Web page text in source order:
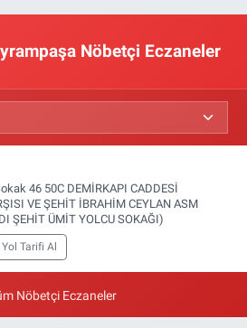
Nöbetçi Eczaneler
46 50C DEMİRKAPI CADDESİ
VE ŞEHİT İBRAHİM CEYLAN ASM
ŞEHİT ÜMİT YOLCU SOKAĞI)
Yol Tarifi Al
Nöbetçi Eczaneler